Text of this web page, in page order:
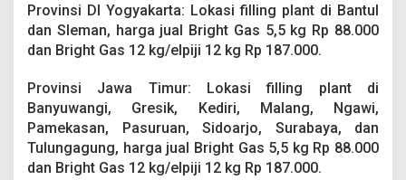
Provinsi DI Yogyakarta: Lokasi filling plant di Bantul
dan Sleman, harga jual Bright Gas 5,5 kg Rp 88.000
dan Bright Gas 12 kg/elpiji 12 kg Rp 187.000.
Provinsi Jawa Timur: Lokasi filling plant di
Banyuwangi, Gresik, Kediri, Malang, Ngawi,
Pamekasan, Pasuruan, Sidoarjo, Surabaya, dan
Tulungagung, harga jual Bright Gas 5,5 kg Rp 88.000
dan Bright Gas 12 kg/elpiji 12 kg Rp 187.000.